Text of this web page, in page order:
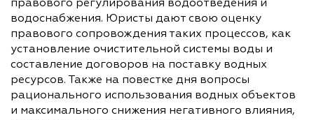
правового регулирования водоотведения и
водоснабжения. Юристы дают свою оценку
правового сопровождения таких процессов, как
установление очистительной системы воды и
составление договоров на поставку водных
ресурсов. Также на повестке дня вопросы
рационального использования водных объектов
и максимального снижения негативного влияния,